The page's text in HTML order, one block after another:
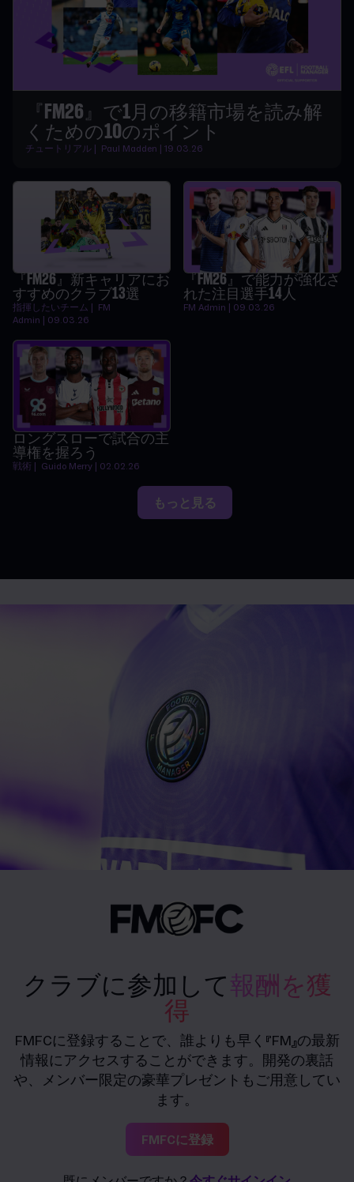
『FM26』で1月の移籍市場を読み解
くための10のポイント
チュートリアル | Paul Madden | 19.03.26
『FM26』新キャリアにお
すすめのクラブ13選
指揮したいチーム | FM
Admin | 09.03.26
『FM26』で能力が強化さ
れた注目選手14人
FM Admin | 09.03.26
ロングスローで試合の主
導権を握ろう
戦術 | Guido Merry | 02.02.26
もっと見る
クラブに参加して報酬を獲
得
FMFCに登録することで、誰よりも早く『FM』の最新
情報にアクセスすることができます。開発の裏話
や、メンバー限定の豪華プレゼントもご用意してい
ます。
FMFCに登録